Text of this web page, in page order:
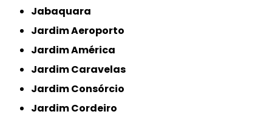
Jabaquara
Jardim Aeroporto
Jardim América
Jardim Caravelas
Jardim Consórcio
Jardim Cordeiro